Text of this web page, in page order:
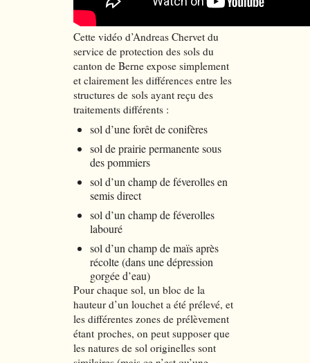
Cette vidéo d’Andreas Chervet du
service de protection des sols du
canton de Berne expose simplement
et clairement les différences entre les
structures de sols ayant reçu des
traitements différents :
sol d’une forêt de conifères
sol de prairie permanente sous
des pommiers
sol d’un champ de féverolles en
semis direct
sol d’un champ de féverolles
labouré
sol d’un champ de maïs après
récolte (dans une dépression
gorgée d’eau)
Pour chaque sol, un bloc de la
hauteur d’un louchet a été prélevé, et
les différentes zones de prélèvement
étant proches, on peut supposer que
les natures de sol originelles sont